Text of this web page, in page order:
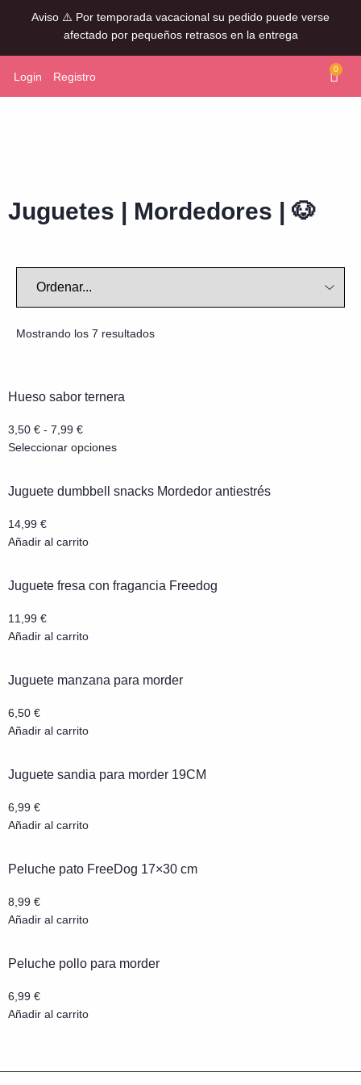
Aviso ⚠️ Por temporada vacacional su pedido puede verse
afectado por pequeños retrasos en la entrega
Login Registro
0
Juguetes Mordedores 🐶
Mostrando los 7 resultados
Hueso sabor ternera
3,50 € - 7,99 €
Seleccionar opciones
Juguete dumbbell snacks Mordedor antiestrés
14,99 €
Añadir al carrito
Juguete fresa con fragancia Freedog
11,99 €
Añadir al carrito
Juguete manzana para morder
6,50 €
Añadir al carrito
Juguete sandia para morder 19CM
6,99 €
Añadir al carrito
Peluche pato FreeDog 17×30 cm
8,99 €
Añadir al carrito
Peluche pollo para morder
6,99 €
Añadir al carrito